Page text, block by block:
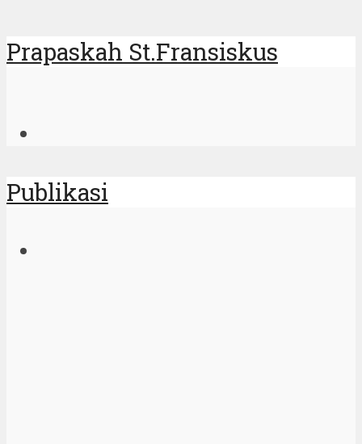
Prapaskah St.Fransiskus
Publikasi